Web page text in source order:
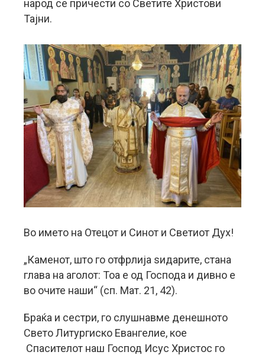
народ се причести со Светите Христови
Тајни.
Во името на Отецот и Синот и Светиот Дух!
„Каменот, што го отфрлија ѕидарите, стана
глава на аголот: Тоа е од Господа и дивно е
во очите наши“ (сп. Мат. 21, 42).
Браќа и сестри, го слушнавме денешното
Свето Литургиско Евангелие, кое
Спасителот наш Господ Исус Христос го